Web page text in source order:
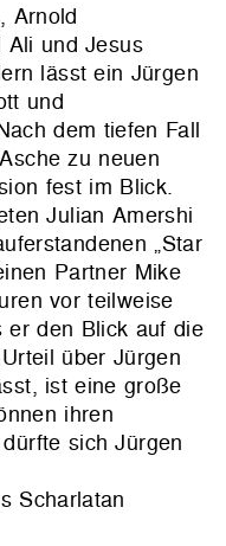
Arnold
Ali und Jesus
lässt ein Jürgen
und
dem tiefen Fall
zu neuen
fest im Blick.
Julian Amershi
„Star
Partner Mike
vor teilweise
er den Blick auf die
über Jürgen
ist eine große
ihren
sich Jürgen
Scharlatan